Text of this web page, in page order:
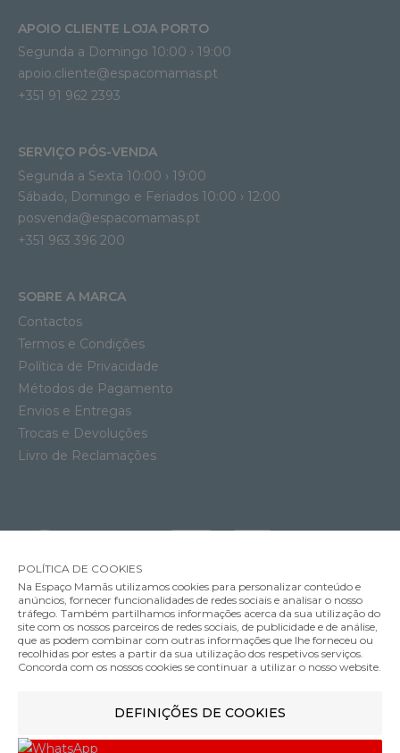
Cadeira Auto Maxi-Cosi Mica 360 Pro
Cor
APOIO CLIENTE LOJA PORTO
Segunda a Domingo 10:00 › 19:00
apoio.cliente@espacomamas.pt
+351 91 962 2393
SERVIÇO PÓS-VENDA
Segunda a Sexta 10:00 › 19:00
Sábado, Domingo e Feriados 10:00 › 12:00
posvenda@espacomamas.pt
+351 963 396 200
SOBRE A MARCA
Contactos
Termos e Condições
Política de Privacidade
Métodos de Pagamento
Envios e Entregas
Trocas e Devoluções
Livro de Reclamações
MÉTODOS DE ENVIO
MÉTODOS DE PAGAMENTO
POLÍTICA DE COOKIES
Na Espaço Mamãs utilizamos cookies para personalizar conteúdo e
anúncios, fornecer funcionalidades de redes sociais e analisar o nosso
tráfego. Também partilhamos informações acerca da sua utilização do
site com os nossos parceiros de redes sociais, de publicidade e de análise,
que as podem combinar com outras informações que lhe forneceu ou
recolhidas por estes a partir da sua utilização dos respetivos serviços.
Concorda com os nossos cookies se continuar a utilizar o nosso website.
DEFINIÇÕES DE COOKIES